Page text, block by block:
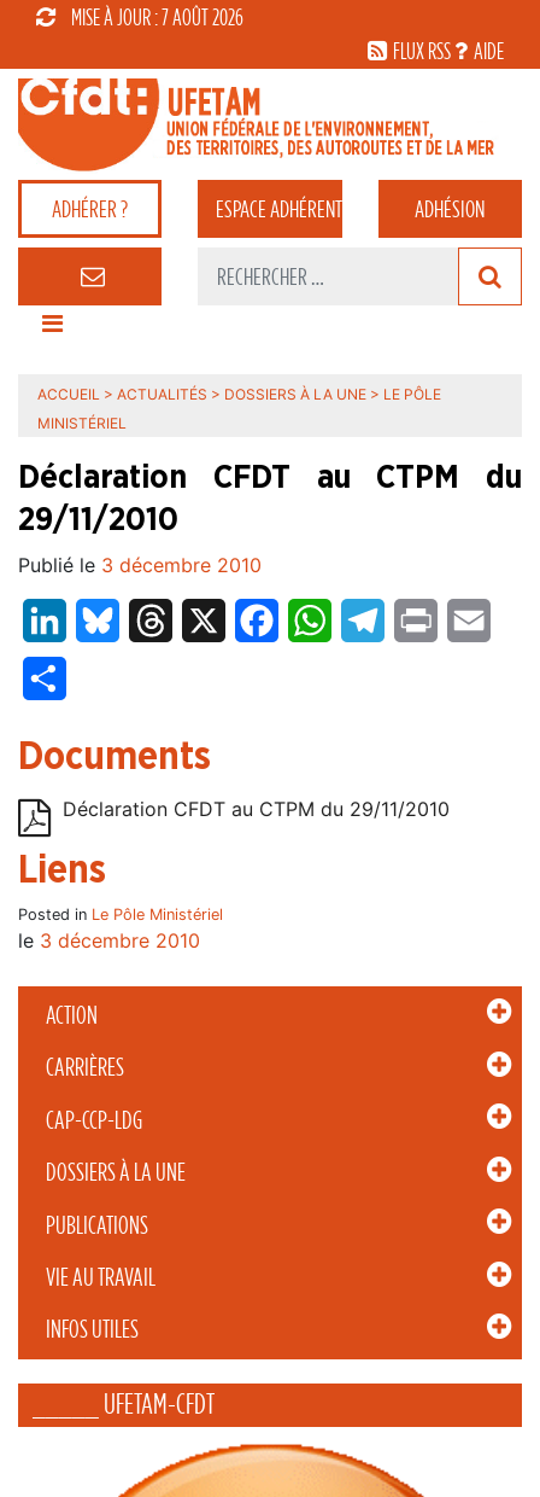
MISE À JOUR : 7 AOÛT 2026
FLUX RSS
AIDE
ADHÉRER ? ESPACEADHÉRENT ADHÉSION
ACTION
CARRIÈRES
CAP-CCP-LDG
DOSSIERS À LA UNE
PUBLICATIONS
VIE AU TRAVAIL
INFOS UTILES
_____ UFETAM-CFDT
ACCUEIL > ACTUALITÉS > DOSSIERS À LA UNE > LE PÔLE
MINISTÉRIEL
Déclaration CFDT au CTPM du
29/11/2010
Publié le 3 décembre 2010
LinkedInBluesky Threads FacebookWhatsAppTelegram
Print
Documents
Déclaration CFDT au CTPM du 29/11/2010
Liens
Posted in Le Pôle Ministériel
le 3 décembre 2010